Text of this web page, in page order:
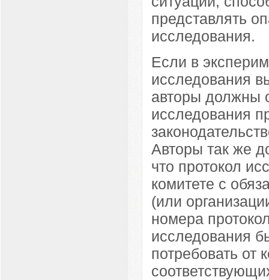
представлять
исследования.
Если в
исследования
авторы должны
исследования
Авторы так же
что протокол
комитете с
(или
номера
исследования
потребовать от